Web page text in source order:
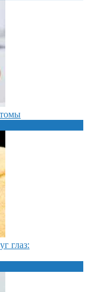
глаз: